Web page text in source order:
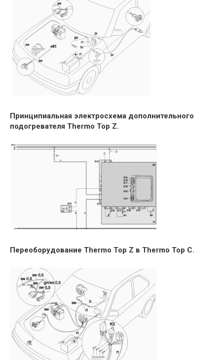
Принципиальная электросхема дополнительного
подогревателя Thermo Top Z.
Переоборудование Thermo Top Z в Thermo Top С.